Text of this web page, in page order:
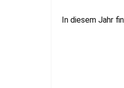
In diesem Jahr
um